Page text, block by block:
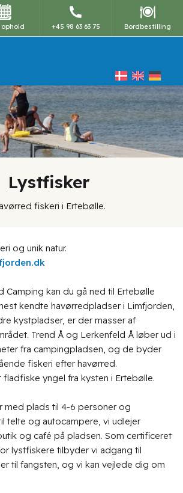
ophold +45 98 63 63 75 Bordbestilling
Lystfisker​
fiskeri i Ertebølle.
og unik natur.
Camping kan du gå ned til Ertebølle
kendte havørredpladser i Limfjorden,
kystpladser, er der masser af
Trend Å og Lerkenfeld Å løber ud i
fra campingpladsen, og de byder
fiskeri efter havørred.
fladfiske yngel fra kysten i Ertebølle.
med plads til 4-6 personer og
telte og autocampere, vi udlejer
og café på pladsen. Som certificeret
lystfiskere tilbyder vi adgang til
til fangsten, og vi kan vejlede dig om